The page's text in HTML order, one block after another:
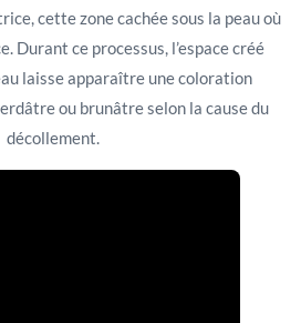
cette zone cachée sous la peau où
Durant ce processus, l’espace créé
laisse apparaître une coloration
ou brunâtre selon la cause du
décollement.